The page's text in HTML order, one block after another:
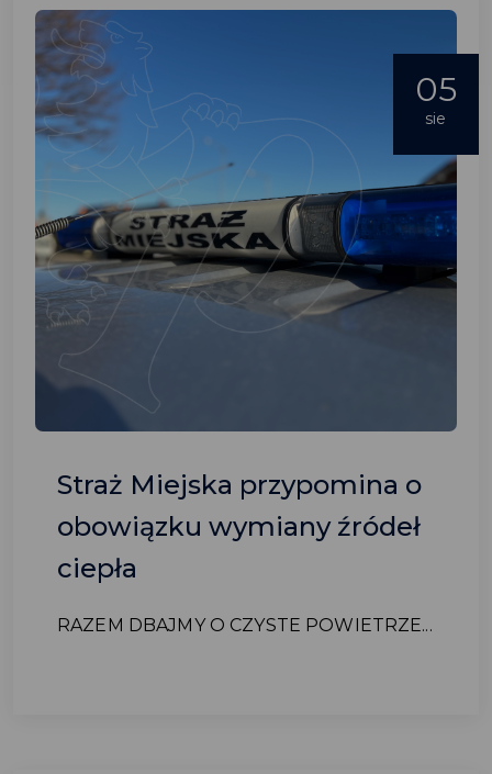
05
sie
Straż Miejska przypomina o
obowiązku wymiany źródeł
ciepła
RAZEM DBAJMY O CZYSTE POWIETRZE...